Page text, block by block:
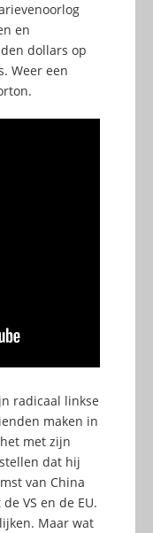
en
dollars op
Weer een
radicaal linkse
maken in
met zijn
dat hij
van China
VS en de EU.
Maar wat